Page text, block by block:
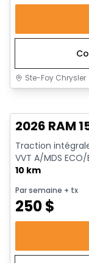
Ste-Foy Chrysler
2026 RAM
Traction
VVT A/MDS
10 km
Par semaine + tx
250$